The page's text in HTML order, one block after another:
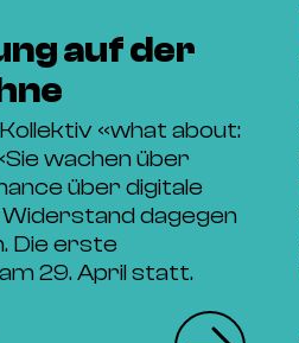
auf der
«what about:
wachen über
über digitale
dagegen
Die erste
29. April statt.